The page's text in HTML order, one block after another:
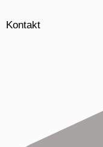
Kontakt